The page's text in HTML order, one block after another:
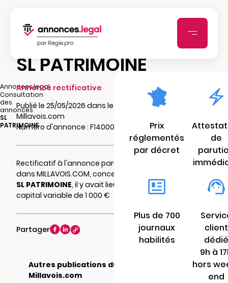
Annonces.legal
|
Consultation
des
annonces
|
SL
PATRIMOINE
SL PATRIMOINE
Annonce rectificative
Publié le 25/05/2026 dans le journal
Millavois.com
Numéro d'annonce : F14000412dm4z
Rectificatif à l'annonce parue le 04/05/2026
dans MILLAVOIS.COM, concernant la société
SL PATRIMOINE, il y avait lieu de lire : Au
capital variable de 1 000 €
Partager
Autres publications du journal
Millavois.com
Prix
réglementés
par décret
de
Plus de 700
journaux
habilités
client
dédié
9h à
hors
end